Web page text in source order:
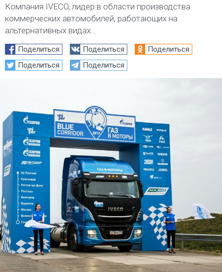
Компания IVECO, лидер в области производства
коммерческих автомобилей, работающих на
альтернативных видах…
Поделиться Поделиться
Поделиться
Поделиться
Поделиться